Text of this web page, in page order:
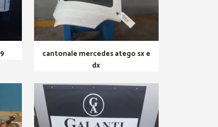
cantonale mercedes atego sx e
dx